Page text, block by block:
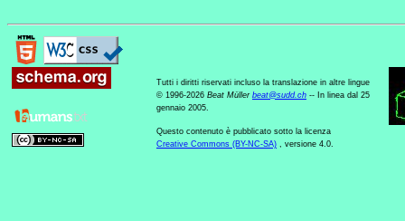
Tutti i diritti riservati incluso la translazione in altre lingue
© 1996-2026 Beat Müller beat@sudd.ch -- In linea dal 25
gennaio 2005.
Questo contenuto è pubblicato sotto la licenza
Creative Commons (BY-NC-SA) , versione 4.0.